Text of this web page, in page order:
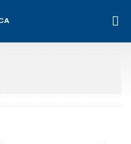
la
de
empresarios
miden el
empleo
público y
privado
otra
de